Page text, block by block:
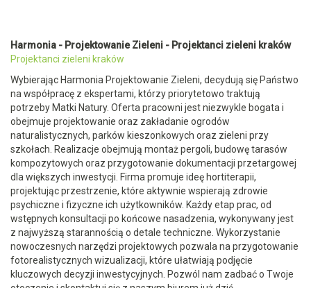
Harmonia - Projektowanie Zieleni - Projektanci zieleni kraków
Projektanci zieleni kraków
Wybierając Harmonia Projektowanie Zieleni, decydują się Państwo
na współpracę z ekspertami, którzy priorytetowo traktują
potrzeby Matki Natury. Oferta pracowni jest niezwykle bogata i
obejmuje projektowanie oraz zakładanie ogrodów
naturalistycznych, parków kieszonkowych oraz zieleni przy
szkołach. Realizacje obejmują montaż pergoli, budowę tarasów
kompozytowych oraz przygotowanie dokumentacji przetargowej
dla większych inwestycji. Firma promuje ideę hortiterapii,
projektując przestrzenie, które aktywnie wspierają zdrowie
psychiczne i fizyczne ich użytkowników. Każdy etap prac, od
wstępnych konsultacji po końcowe nasadzenia, wykonywany jest
z najwyższą starannością o detale techniczne. Wykorzystanie
nowoczesnych narzędzi projektowych pozwala na przygotowanie
fotorealistycznych wizualizacji, które ułatwiają podjęcie
kluczowych decyzji inwestycyjnych. Pozwól nam zadbać o Twoje